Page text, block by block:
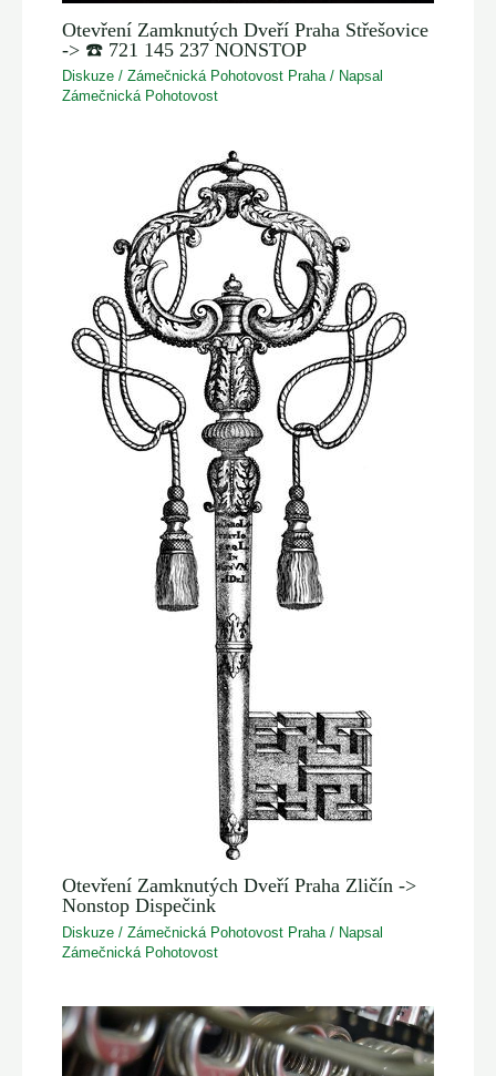
Otevření Zamknutých Dveří Praha Střešovice
-> ☎️ 721 145 237 NONSTOP
Diskuze /Zámečnická Pohotovost Praha/ Napsal
Zámečnická Pohotovost
Otevření Zamknutých Dveří Praha Zličín ->
Nonstop Dispečink
Diskuze /Zámečnická Pohotovost Praha / Napsal
Zámečnická Pohotovost